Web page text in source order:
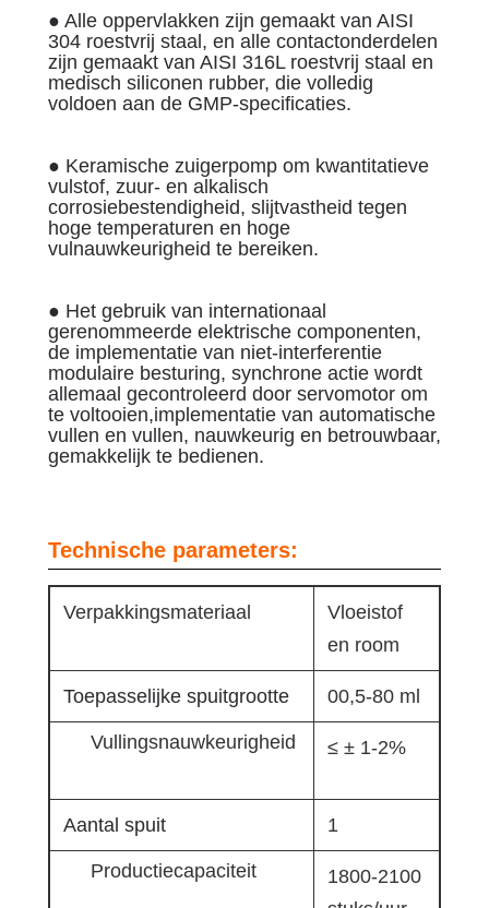
● Alle oppervlakken zijn gemaakt van AISI
304 roestvrij staal, en alle contactonderdelen
zijn gemaakt van AISI 316L roestvrij staal en
medisch siliconen rubber, die volledig
voldoen aan de GMP-specificaties.
● Keramische zuigerpomp om kwantitatieve
vulstof, zuur- en alkalisch
corrosiebestendigheid, slijtvastheid tegen
hoge temperaturen en hoge
vulnauwkeurigheid te bereiken.
● Het gebruik van internationaal
gerenommeerde elektrische componenten,
de implementatie van niet-interferentie
modulaire besturing, synchrone actie wordt
allemaal gecontroleerd door servomotor om
te voltooien,implementatie van automatische
vullen en vullen, nauwkeurig en betrouwbaar,
gemakkelijk te bedienen.
Technische parameters:
Verpakkingsmateriaal
Vloeistof
en room
Toepasselijke spuitgrootte 00,5-80 ml
Vullingsnauwkeurigheid ≤ ± 1-2%
Aantal spuit 1
Productiecapaciteit
1800-2100